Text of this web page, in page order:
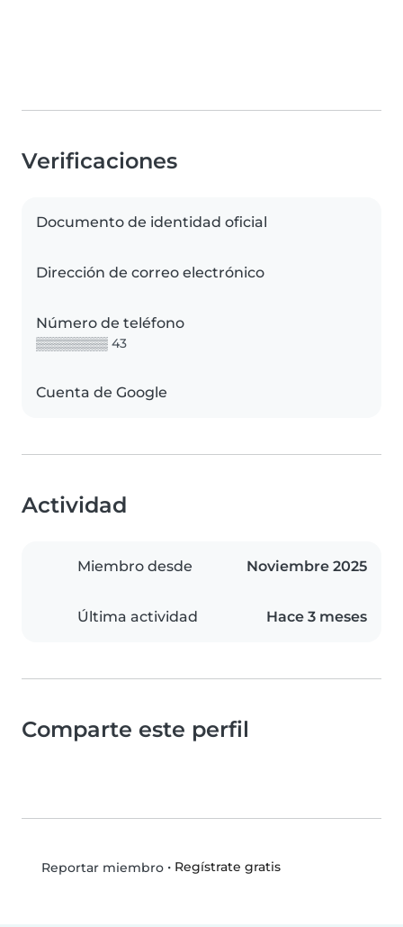
Verificaciones
Documento de identidad oficial
Dirección de correo electrónico
Número de teléfono
▒▒▒▒▒▒▒▒ 43
Cuenta de Google
Actividad
Miembro desde Noviembre 2025
Última actividad Hace 3 meses
Comparte este perfil
Reportar miembro• Regístrate gratis